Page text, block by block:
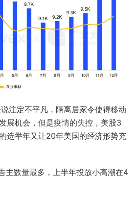
注定不平凡，隔离居家令使得移动
展机会，但是疫情的失控，美股3
选举年又让20年美国的经济形势充
主数量最多，上半年投放小高潮在4